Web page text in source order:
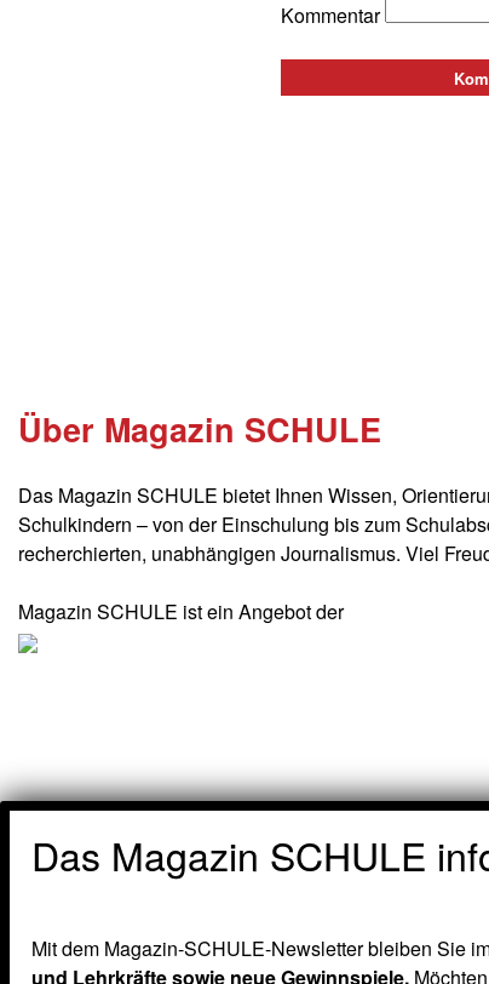
Kommentar
Über Magazin SCHULE
Das Magazin SCHULE bietet Ihnen Wissen,
Schulkindern – von der Einschulung bis zum
recherchierten, unabhängigen Journalismus. Viel
Magazin SCHULE ist ein Angebot der
Das Magazin SCHULE
Mit dem Magazin-SCHULE-Newsletter bleiben Sie
und Lehrkräfte sowie neue Gewinnspiele.